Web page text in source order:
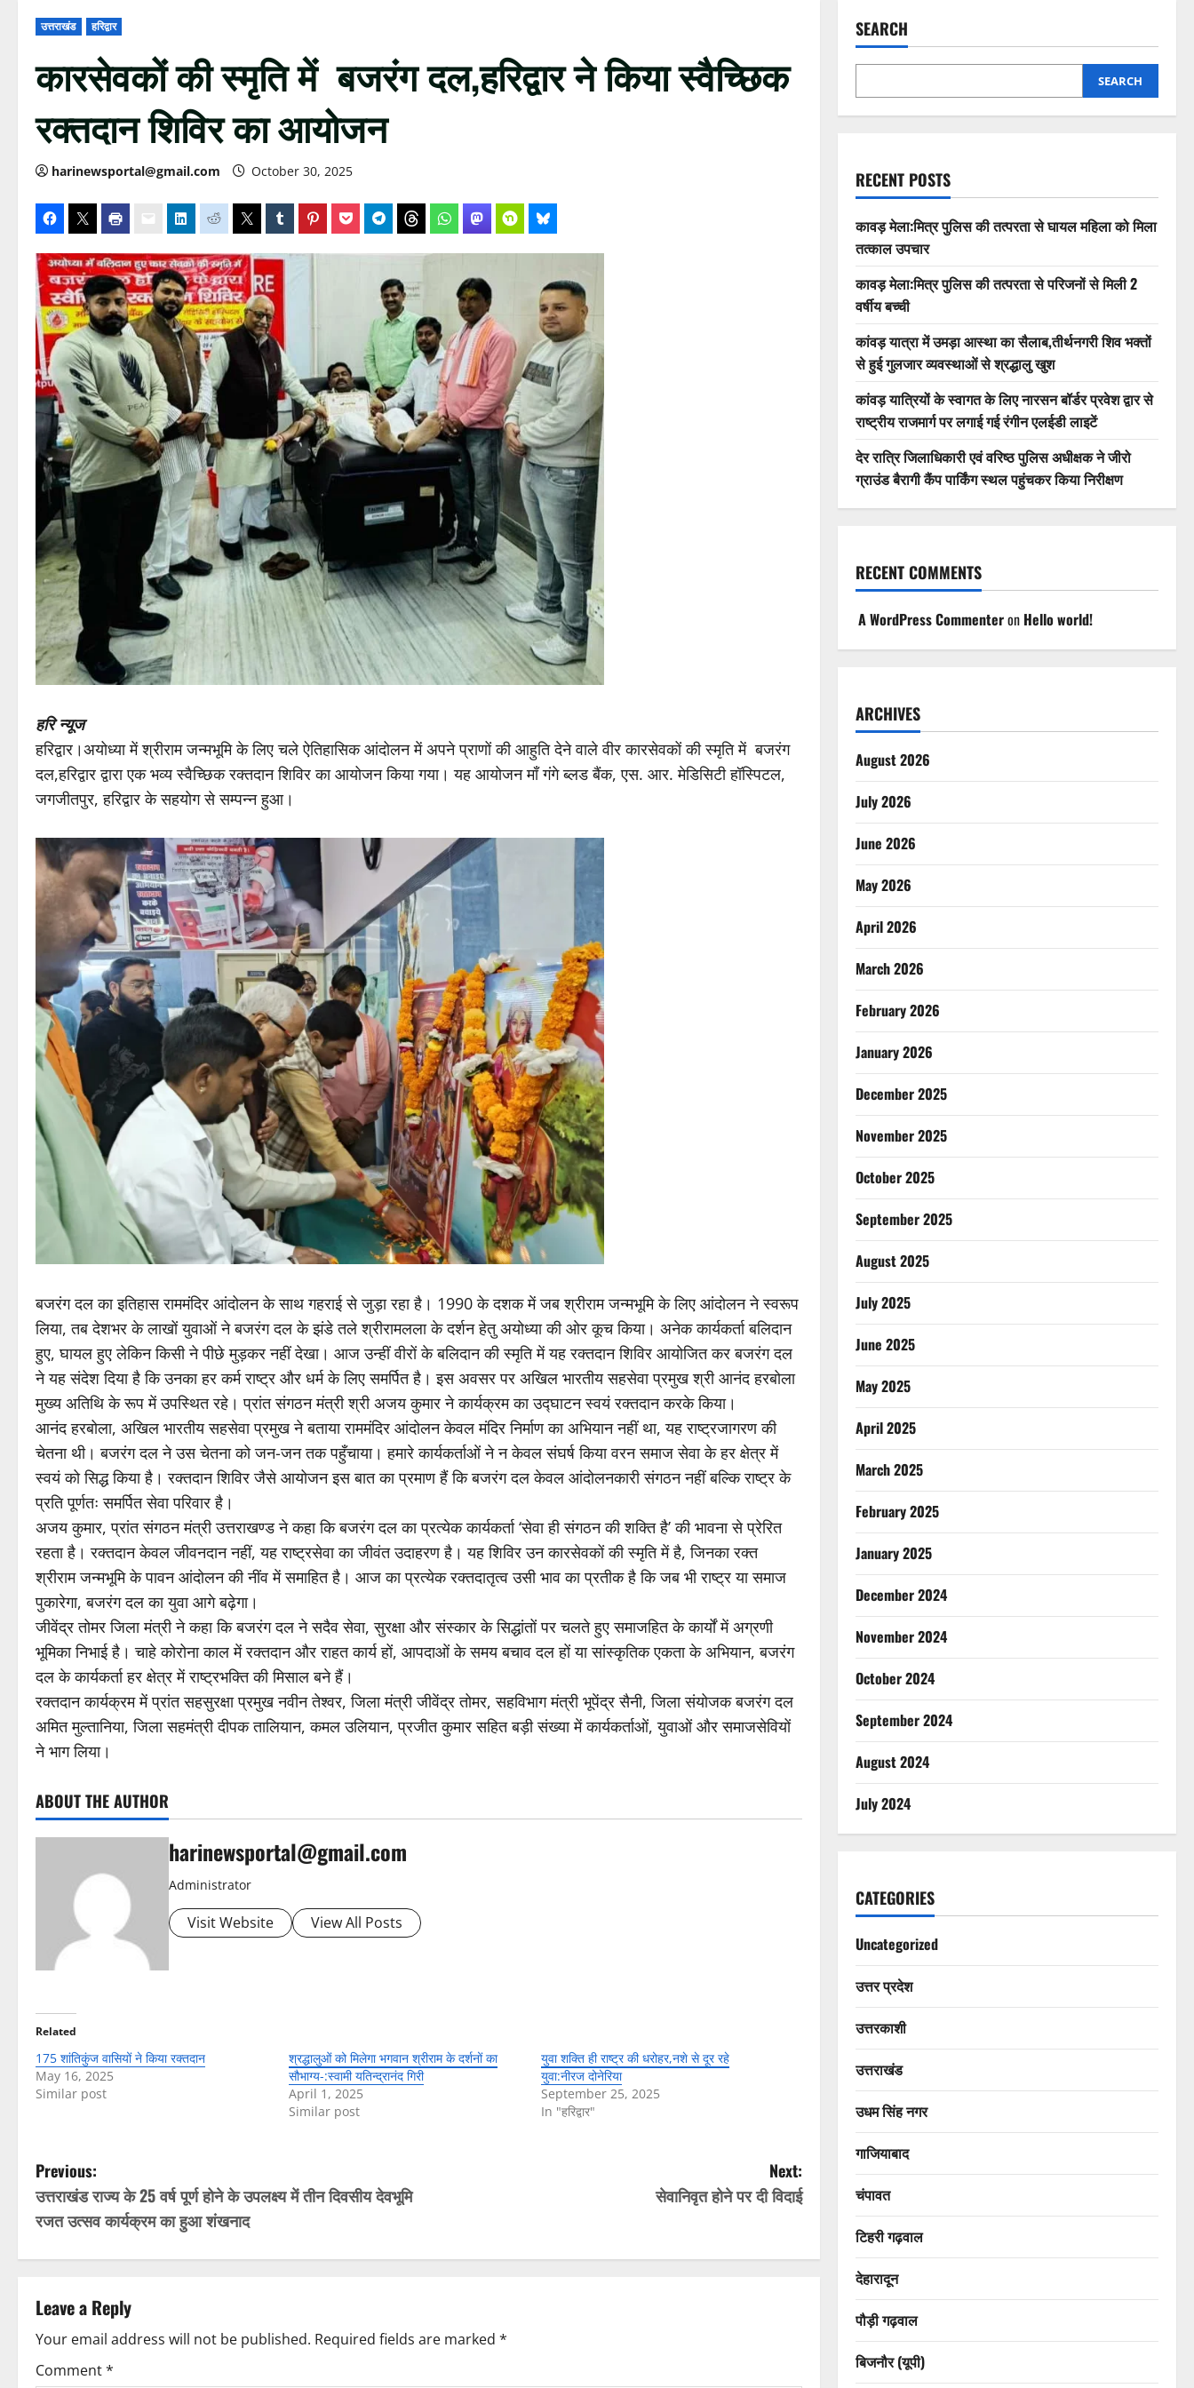
उत्तराखंड हरिद्वार
कारसेवकों की स्मृति में बजरंग दल,हरिद्वार ने किया स्वैच्छिक
रक्तदान शिविर का आयोजन
harinewsportal@gmail.com October 30, 2025
हरि न्यूज
हरिद्वार।अयोध्या में श्रीराम जन्मभूमि के लिए चले ऐतिहासिक आंदोलन में अपने प्राणों की आहुति देने वाले वीर कारसेवकों की स्मृति में बजरंग
दल,हरिद्वार द्वारा एक भव्य स्वैच्छिक रक्तदान शिविर का आयोजन किया गया। यह आयोजन माँ गंगे ब्लड बैंक, एस. आर. मेडिसिटी हॉस्पिटल,
जगजीतपुर, हरिद्वार के सहयोग से सम्पन्न हुआ।
बजरंग दल का इतिहास राममंदिर आंदोलन के साथ गहराई से जुड़ा रहा है। 1990 के दशक में जब श्रीराम जन्मभूमि के लिए आंदोलन ने स्वरूप
लिया, तब देशभर के लाखों युवाओं ने बजरंग दल के झंडे तले श्रीरामलला के दर्शन हेतु अयोध्या की ओर कूच किया। अनेक कार्यकर्ता बलिदान
हुए, घायल हुए लेकिन किसी ने पीछे मुड़कर नहीं देखा। आज उन्हीं वीरों के बलिदान की स्मृति में यह रक्तदान शिविर आयोजित कर बजरंग दल
ने यह संदेश दिया है कि उनका हर कर्म राष्ट्र और धर्म के लिए समर्पित है। इस अवसर पर अखिल भारतीय सहसेवा प्रमुख श्री आनंद हरबोला
मुख्य अतिथि के रूप में उपस्थित रहे। प्रांत संगठन मंत्री श्री अजय कुमार ने कार्यक्रम का उद्घाटन स्वयं रक्तदान करके किया।
आनंद हरबोला, अखिल भारतीय सहसेवा प्रमुख ने बताया राममंदिर आंदोलन केवल मंदिर निर्माण का अभियान नहीं था, यह राष्ट्रजागरण की
चेतना थी। बजरंग दल ने उस चेतना को जन-जन तक पहुँचाया। हमारे कार्यकर्ताओं ने न केवल संघर्ष किया वरन समाज सेवा के हर क्षेत्र में
स्वयं को सिद्ध किया है। रक्तदान शिविर जैसे आयोजन इस बात का प्रमाण हैं कि बजरंग दल केवल आंदोलनकारी संगठन नहीं बल्कि राष्ट्र के
प्रति पूर्णतः समर्पित सेवा परिवार है।
अजय कुमार, प्रांत संगठन मंत्री उत्तराखण्ड ने कहा कि बजरंग दल का प्रत्येक कार्यकर्ता ‘सेवा ही संगठन की शक्ति है’ की भावना से प्रेरित
रहता है। रक्तदान केवल जीवनदान नहीं, यह राष्ट्रसेवा का जीवंत उदाहरण है। यह शिविर उन कारसेवकों की स्मृति में है, जिनका रक्त
श्रीराम जन्मभूमि के पावन आंदोलन की नींव में समाहित है। आज का प्रत्येक रक्तदातृत्व उसी भाव का प्रतीक है कि जब भी राष्ट्र या समाज
पुकारेगा, बजरंग दल का युवा आगे बढ़ेगा।
जीवेंद्र तोमर जिला मंत्री ने कहा कि बजरंग दल ने सदैव सेवा, सुरक्षा और संस्कार के सिद्धांतों पर चलते हुए समाजहित के कार्यों में अग्रणी
भूमिका निभाई है। चाहे कोरोना काल में रक्तदान और राहत कार्य हों, आपदाओं के समय बचाव दल हों या सांस्कृतिक एकता के अभियान, बजरंग
दल के कार्यकर्ता हर क्षेत्र में राष्ट्रभक्ति की मिसाल बने हैं।
रक्तदान कार्यक्रम में प्रांत सहसुरक्षा प्रमुख नवीन तेश्वर, जिला मंत्री जीवेंद्र तोमर, सहविभाग मंत्री भूपेंद्र सैनी, जिला संयोजक बजरंग दल
अमित मुल्तानिया, जिला सहमंत्री दीपक तालियान, कमल उलियान, प्रजीत कुमार सहित बड़ी संख्या में कार्यकर्ताओं, युवाओं और समाजसेवियों
ने भाग लिया।
ABOUT THE AUTHOR
harinewsportal@gmail.com
Administrator
Visit Website View All Posts
Related
175 शांतिकुंज वासियों ने किया रक्तदान
May 16, 2025
Similar post
श्रद्धालुओं को मिलेगा भगवान श्रीराम के दर्शनों का
सौभाग्य-:स्वामी यतिन्द्रानंद गिरी
April 1, 2025
Similar post
युवा शक्ति ही राष्ट्र की धरोहर,नशे से दूर रहे
युवा:नीरज दोनेरिया
September 25, 2025
In "हरिद्वार"
P
o
s
n
a
Previous:
उत्तराखंड राज्य के 25 वर्ष पूर्ण होने के उपलक्ष्य में तीन दिवसीय देवभूमि
रजत उत्सव कार्यक्रम का हुआ शंखनाद
Next:
सेवानिवृत होने पर दी विदाई
Leave a Reply
Your email address will not be published. Required fields are marked *
Comment*
SEARCH
SEARCH
RECENT POSTS
कावड़ मेला:मित्र पुलिस की तत्परता से घायल महिला को मिला
तत्काल उपचार
कावड़ मेला:मित्र पुलिस की तत्परता से परिजनों से मिली 2
वर्षीय बच्ची
कांवड़ यात्रा में उमड़ा आस्था का सैलाब,तीर्थनगरी शिव भक्तों
से हुई गुलजार व्यवस्थाओं से श्रद्धालु खुश
कांवड़ यात्रियों के स्वागत के लिए नारसन बॉर्डर प्रवेश द्वार से
राष्ट्रीय राजमार्ग पर लगाई गई रंगीन एलईडी लाइटें
देर रात्रि जिलाधिकारी एवं वरिष्ठ पुलिस अधीक्षक ने जीरो
ग्राउंड बैरागी कैंप पार्किंग स्थल पहुंचकर किया निरीक्षण
RECENT COMMENTS
A WordPress Commenteron Hello world!
ARCHIVES
August 2026
July 2026
June 2026
May 2026
April 2026
March 2026
February 2026
January 2026
December 2025
November 2025
October 2025
September 2025
August 2025
July 2025
June 2025
May 2025
April 2025
March 2025
February 2025
January 2025
December 2024
November 2024
October 2024
September 2024
August 2024
July 2024
CATEGORIES
Uncategorized
उत्तर प्रदेश
उत्तरकाशी
उत्तराखंड
उधम सिंह नगर
गाजियाबाद
चंपावत
टिहरी गढ़वाल
देहारादून
पौड़ी गढ़वाल
बिजनौर (यूपी)